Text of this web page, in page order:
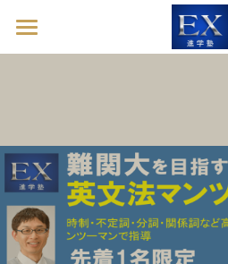
ホーム
進学塾EXとは
塾長ブログ
お問い合わせ